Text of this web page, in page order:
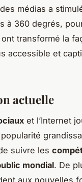
des médias a
à 360 degrés,
transformé la
accessible et
actuelle
et l’Internet
suivre les
mondial. De